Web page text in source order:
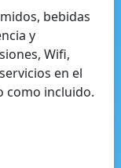
bebidas
y
Wifi,
en el
como incluido.